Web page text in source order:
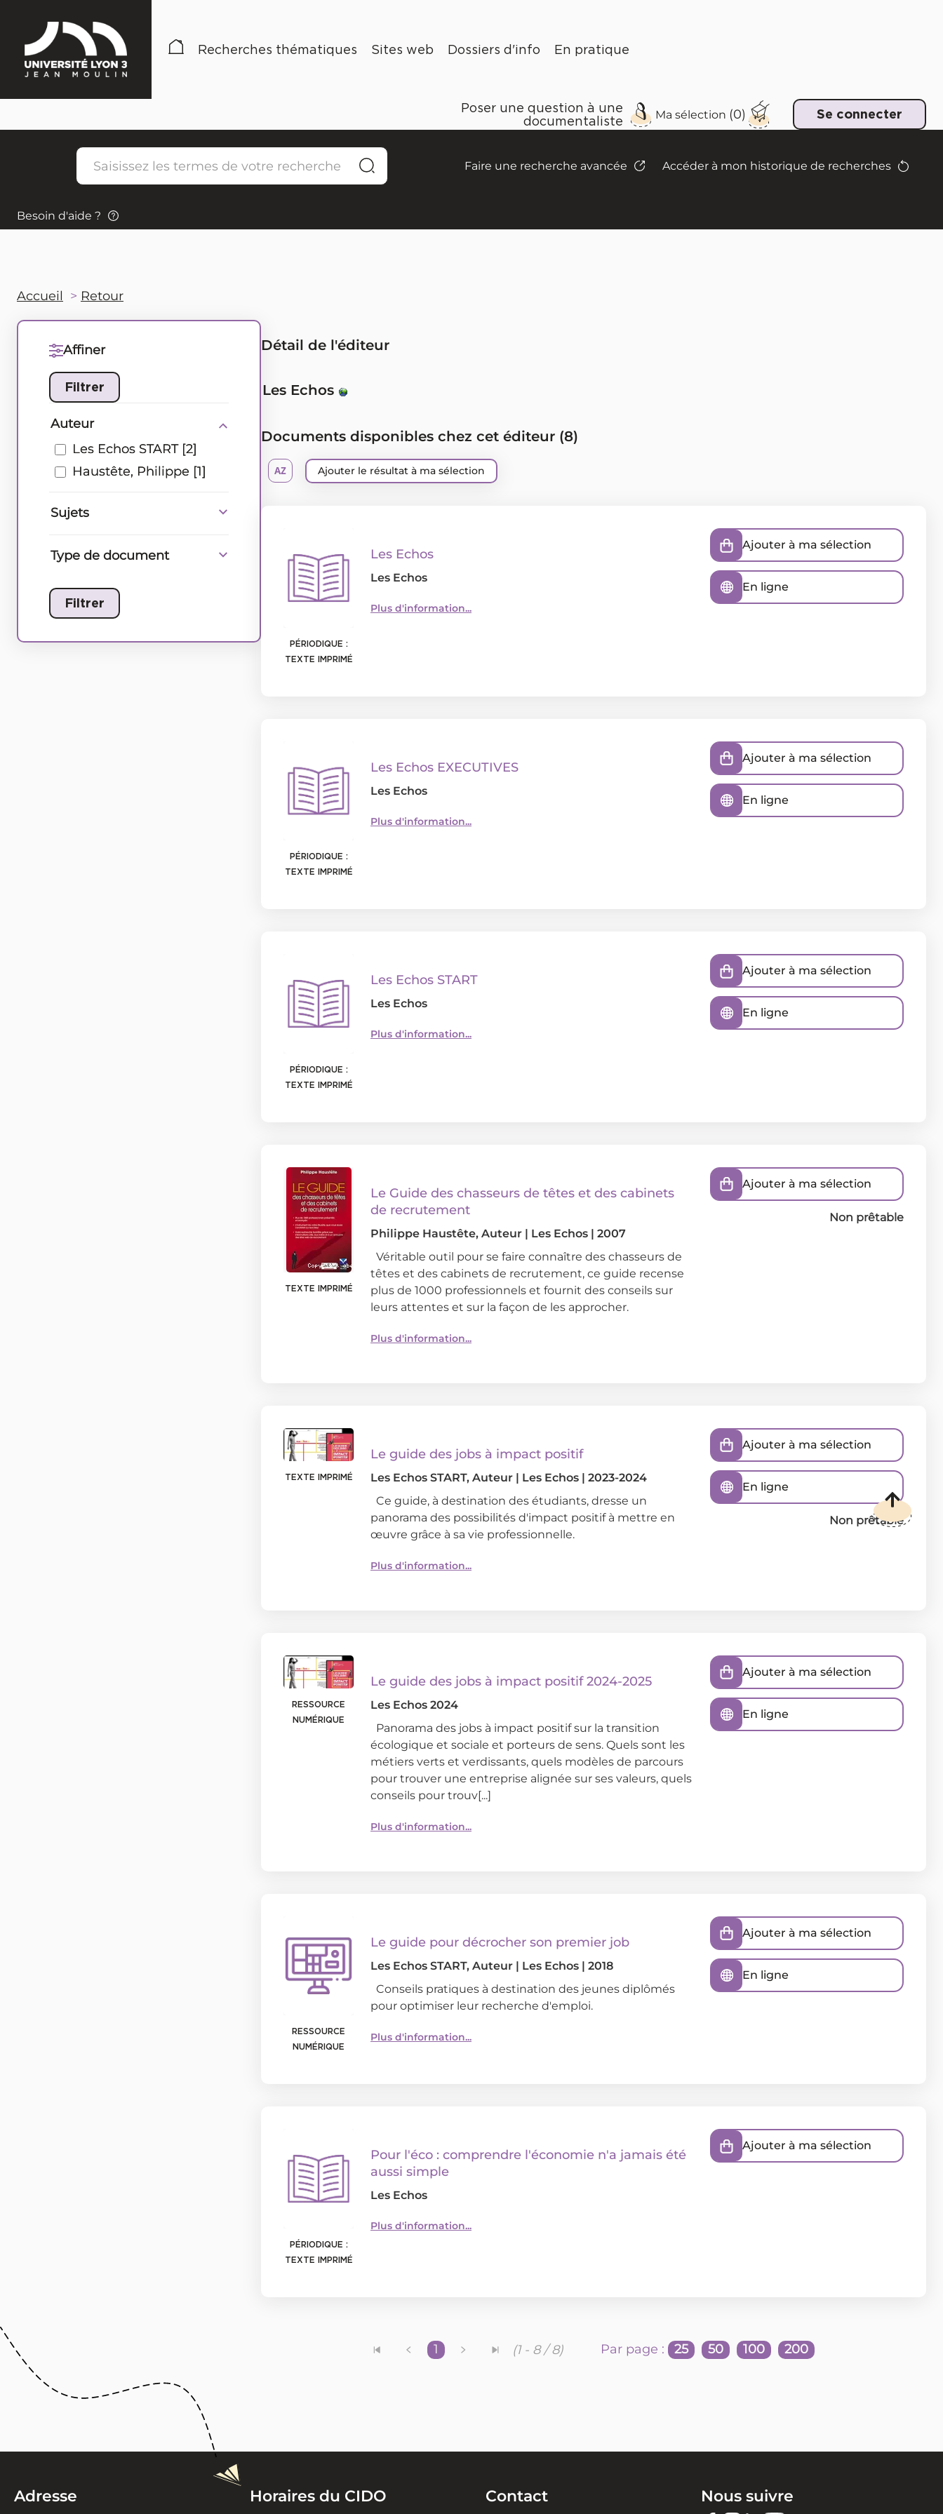
Recherches thématiques Sites web Dossiers d'info En pratique
Poser une question à une
documentaliste
Se connecter
Faire une recherche avancée Accéder à mon historique de recherches
Besoin d'aide ?
Accueil Retour
Affiner
Auteur
Les Echos START [2]
Haustête, Philippe [1]
Sujets
Type de document
Détail de l'éditeur
Les Echos
Documents disponibles chez cet éditeur (8)
Ajouter le résultat à ma sélection
PÉRIODIQUE :
TEXTE IMPRIMÉ
Les Echos
Les Echos
Plus d'information...
Ajouter à ma sélection
En ligne
PÉRIODIQUE :
TEXTE IMPRIMÉ
Les Echos EXECUTIVES
Les Echos
Plus d'information...
Ajouter à ma sélection
En ligne
PÉRIODIQUE :
TEXTE IMPRIMÉ
Les Echos START
Les Echos
Plus d'information...
Ajouter à ma sélection
En ligne
TEXTE IMPRIMÉ
Le Guide des chasseurs de têtes et des cabinets
de recrutement
Philippe Haustête, Auteur | Les Echos | 2007
Véritable outil pour se faire connaître des chasseurs de
têtes et des cabinets de recrutement, ce guide recense
plus de 1000 professionnels et fournit des conseils sur
leurs attentes et sur la façon de les approcher.
Plus d'information...
Ajouter à ma sélection
Non prêtable
TEXTE IMPRIMÉ
Le guide des jobs à impact positif
Les Echos START, Auteur | Les Echos | 2023-2024
Ce guide, à destination des étudiants, dresse un
panorama des possibilités d'impact positif à mettre en
œuvre grâce à sa vie professionnelle.
Plus d'information...
Ajouter à ma sélection
En ligne
Non prêtable
RESSOURCE
NUMÉRIQUE
Le guide des jobs à impact positif 2024-2025
Les Echos 2024
Panorama des jobs à impact positif sur la transition
écologique et sociale et porteurs de sens. Quels sont les
métiers verts et verdissants, quels modèles de parcours
pour trouver une entreprise alignée sur ses valeurs, quels
conseils pour trouv[...]
Plus d'information...
Ajouter à ma sélection
En ligne
RESSOURCE
NUMÉRIQUE
Le guide pour décrocher son premier job
Les Echos START, Auteur | Les Echos | 2018
Conseils pratiques à destination des jeunes diplômés
pour optimiser leur recherche d'emploi.
Plus d'information...
Ajouter à ma sélection
En ligne
PÉRIODIQUE :
TEXTE IMPRIMÉ
Pour l'éco : comprendre l'économie n'a jamais été
aussi simple
Les Echos
Plus d'information...
Ajouter à ma sélection
1 (1 - 8 / 8) Par page : 25 50 100 200
Adresse Horaires du CIDO Contact Nous suivre